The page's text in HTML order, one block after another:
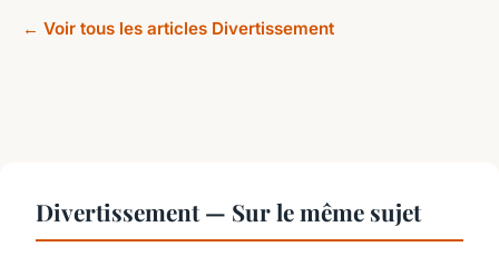
← Voir tous les articles Divertissement
Divertissement — Sur le même sujet